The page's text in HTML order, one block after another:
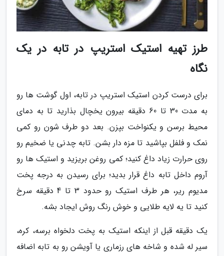
طرز تهیه استیک استریپ در تابه در یک
نگاه
برای درست کردن استیک استریپ در تابه، اول گوشت ها رو
به مدت 30 تا 60 دقیقه بیرون یخچال بذارید تا به دمای
محیط برسن و یکنواخت بپزن. بعد دو طرف شون رو کمی
نمک و فلفل بپاشید تا مزه دار بشن. تابه چدنی یا ضخیم رو
روی حرارت زیاد داغ کنید؛ کمی روغن بریزید و استیک ها رو
آروم داخل تابه داغ قرار بدید؛ برای رسیدن به درجه پخت
مدیوم ریر، هر طرف استیک رو حدود 3 تا 4 دقیقه سرخ
کنید تا یه لایه طلایی و خوش رنگ روش ایجاد بشه.
یک دقیقه قبل از اینکه استیک به پخت دلخواه برسه، کره،
سیر له شده و شاخه های رزماری یا آویشن رو به تابه اضافه